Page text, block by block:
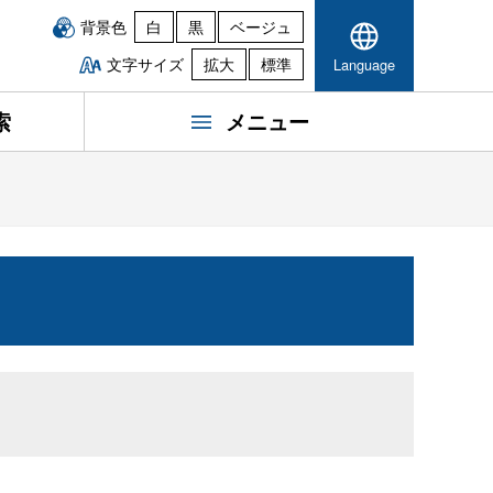
背景色 白 黒
ベージュ
文字サイズ
拡大 標準 Language
メニュー